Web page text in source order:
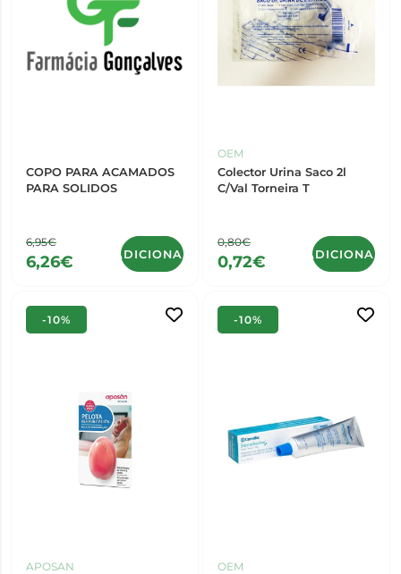
COPO PARA ACAMADOS
PARA SOLIDOS
6,95€
6,26€ ADICIONAR
OEM
Colector Urina Saco 2l
C/Val Torneira T
0,80€
0,72€ ADICIONAR
-10%
APOSAN
-10%
OEM